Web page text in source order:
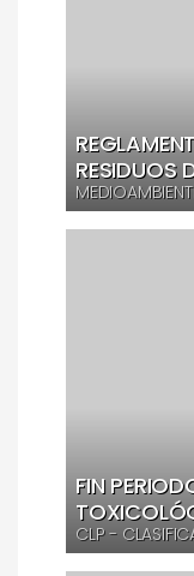
RESIDUOS
FIN
CLP -